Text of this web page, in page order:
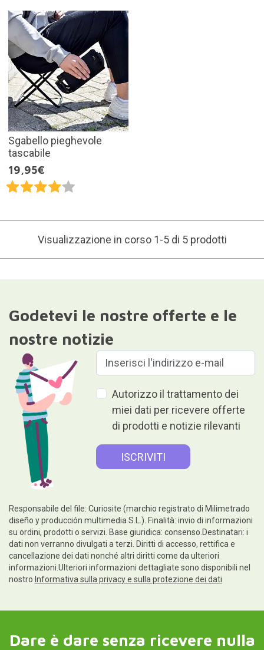
Sgabello pieghevole
tascabile
19,95€
Visualizzazione in corso 1-5 di 5 prodotti
Godetevi le nostre offerte e le
nostre notizie
Autorizzo il trattamento dei
miei dati per ricevere offerte
di prodotti e notizie rilevanti
Responsabile del file: Curiosite (marchio registrato di Milimetrado
diseño y producción multimedia S.L.). Finalità: invio di informazioni
su ordini, prodotti o servizi. Base giuridica: consenso.Destinatari: i
dati non verranno divulgati a terzi. Diritti di accesso, rettifica e
cancellazione dei dati nonché altri diritti come da ulteriori
informazioni.Ulteriori informazioni dettagliate sono disponibili nel
nostro Informativa sulla privacy e sulla protezione dei dati
Dare è dare senza ricevere nulla